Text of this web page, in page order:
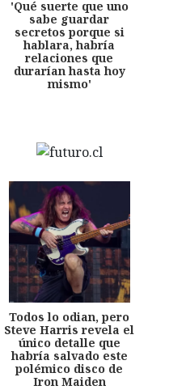
'Qué suerte que uno
sabe guardar
secretos porque si
hablara, habría
relaciones que
durarían hasta hoy
mismo'
Todos lo odian, pero
Steve Harris revela el
único detalle que
habría salvado este
polémico disco de
Iron Maiden